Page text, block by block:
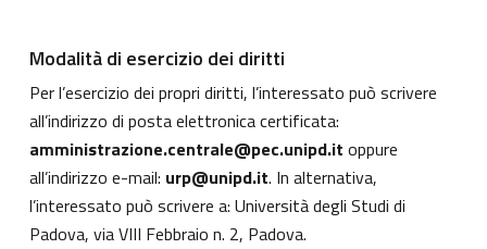
Modalità di esercizio dei diritti
Per l’esercizio dei propri diritti, l’interessato può scrivere
all’indirizzo di posta elettronica certificata:
amministrazione.centrale@pec.unipd.it oppure
all’indirizzo e-mail: urp@unipd.it. In alternativa,
l’interessato può scrivere a: Università degli Studi di
Padova, via VIII Febbraio n. 2, Padova.